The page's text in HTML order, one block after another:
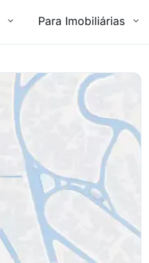
Para Imobiliárias